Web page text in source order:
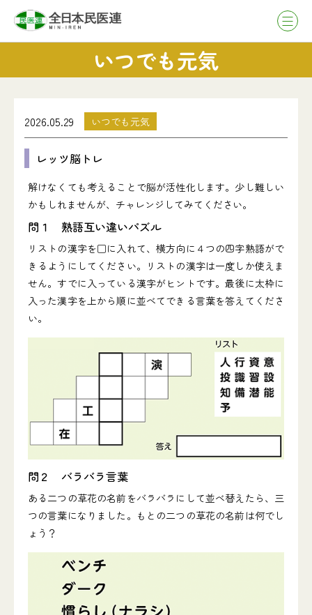
いつでも元気
2026.05.29 いつでも元気
レッツ脳トレ
解けなくても考えることで脳が活性化します。少し難しい
かもしれませんが、チャレンジしてみてください。
問１ 熟語互い違いパズル
リストの漢字を□に入れて、横方向に４つの四字熟語がで
きるようにしてください。リストの漢字は一度しか使えま
せん。すでに入っている漢字がヒントです。最後に太枠に
入った漢字を上から順に並べてできる言葉を答えてくださ
い。
問２ バラバラ言葉
ある二つの草花の名前をバラバラにして並べ替えたら、三
つの言葉になりました。もとの二つの草花の名前は何でし
ょう？